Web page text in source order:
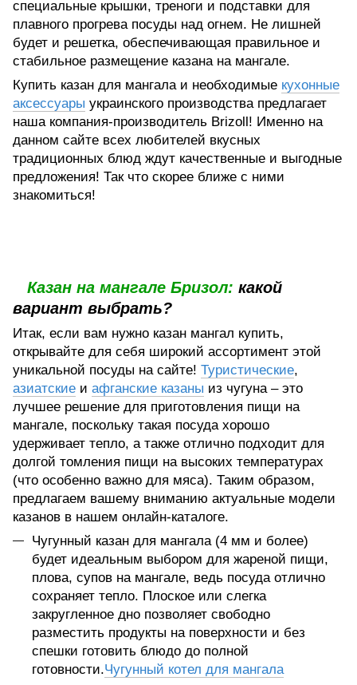
специальные крышки, треноги и подставки для
плавного прогрева посуды над огнем. Не лишней
будет и решетка, обеспечивающая правильное и
стабильное размещение казана на мангале.
Купить казан для мангала и необходимые кухонные
аксессуары украинского производства предлагает
наша компания-производитель Brizoll! Именно на
данном сайте всех любителей вкусных
традиционных блюд ждут качественные и выгодные
предложения! Так что скорее ближе с ними
знакомиться!
Казан на мангале Бризол: какой
вариант выбрать?
Итак, если вам нужно казан мангал купить,
открывайте для себя широкий ассортимент этой
уникальной посуды на сайте! Туристические,
азиатские и афганские казаны из чугуна – это
лучшее решение для приготовления пищи на
мангале, поскольку такая посуда хорошо
удерживает тепло, а также отлично подходит для
долгой томления пищи на высоких температурах
(что особенно важно для мяса). Таким образом,
предлагаем вашему вниманию актуальные модели
казанов в нашем онлайн-каталоге.
Чугунный казан для мангала (4 мм и более)
будет идеальным выбором для жареной пищи,
плова, супов на мангале, ведь посуда отлично
сохраняет тепло. Плоское или слегка
закругленное дно позволяет свободно
разместить продукты на поверхности и без
спешки готовить блюдо до полной
готовности.Чугунный котел для мангала